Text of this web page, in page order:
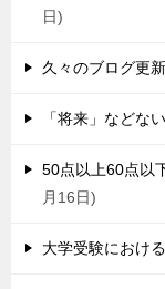
日
久々のブログ更新
「将来」などな
50点以上60点以
月16日
大学受験におけ